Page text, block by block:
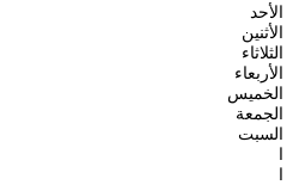
الأحد
الأثنين
الثلاثاء
الأربعاء
الخميس
الجمعة
السبت
ا
ا